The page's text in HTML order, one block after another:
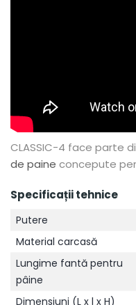
CLASSIC-4 face parte
de paine concepute
Specificații tehnice
Putere
Material carcasă
Lungime fantă pentru
pâine
Dimensiuni (L x l x H)